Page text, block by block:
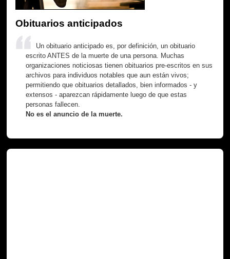
Obituarios anticipados
Un obituario anticipado es, por definición, un obituario
escrito ANTES de la muerte de una persona. Muchas
organizaciones noticiosas tienen obituarios pre-escritos en sus
archivos para individuos notables que aun están vivos;
permitiendo que obituarios detallados, bien informados - y
extensos - aparezcan rápidamente luego de que estas
personas fallecen.
No es el anuncio de la muerte.